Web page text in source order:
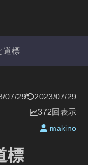
道標
07/29
2023/07/29
372回表示
makino
標